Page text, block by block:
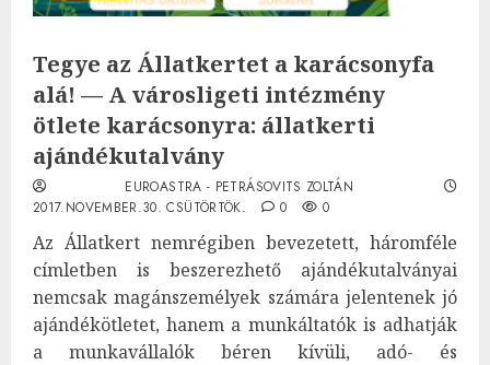
Tegye az Állatkertet a karácsonyfa
alá! — A városligeti intézmény
ötlete karácsonyra: állatkerti
ajándékutalvány
EUROASTRA - PETRÁSOVITS ZOLTÁN
2017.NOVEMBER.30. CSÜTÖRTÖK.
0 0
Az Állatkert nemrégiben bevezetett, háromféle
címletben is beszerezhető ajándékutalványai
nemcsak magánszemélyek számára jelentenek jó
ajándékötletet, hanem a munkáltatók is adhatják
a munkavállalók béren kívüli, adó- és